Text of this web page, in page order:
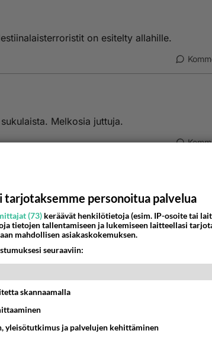
on esitelty allahille.
Melkosia juttuja.
pää(tön) ministeri suunnittelee lopullista
ulkomaat/art-2000010253008.html
news/liveblog/2024/2/27/israels-war-on-
tarjotaksemme personoitua palvelua
(73) keräävät henkilötietoja (esim. IP-osoite tai
tietojen tallentamiseen ja lukemiseen laitteellasi
mahdollisen asiakaskokemuksen.
seuraaviin:
skannaamalla
yleisötutkimus ja palvelujen kehittäminen